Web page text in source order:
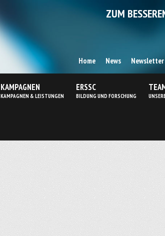
Home News Newsletter
KAMPAGNEN
KAMPAGNEN & LEISTUNGEN
ERSSC
BILDUNG UND FORSCHUNG
ZUM